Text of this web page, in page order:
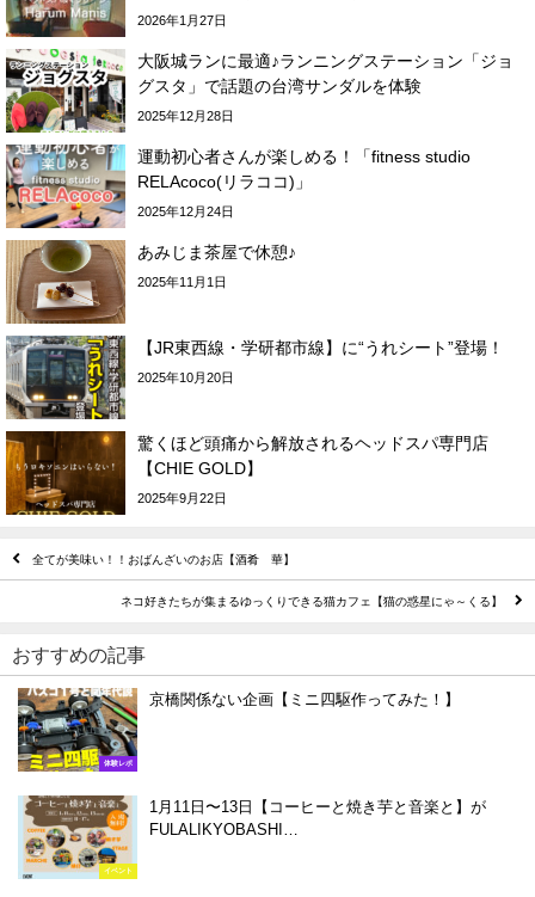
2026年1月27日
大阪城ランに最適♪ランニングステーション「ジョ
グスタ」で話題の台湾サンダルを体験
2025年12月28日
運動初心者さんが楽しめる！「fitness studio
RELAcoco(リラココ)」
2025年12月24日
あみじま茶屋で休憩♪
2025年11月1日
【JR東西線・学研都市線】に“うれシート”登場！
2025年10月20日
驚くほど頭痛から解放されるヘッドスパ専門店
【CHIE GOLD】
2025年9月22日
全てが美味い！！おばんざいのお店【酒肴 華】
ネコ好きたちが集まるゆっくりできる猫カフェ【猫の惑星にゃ～くる】
おすすめの記事
体験レポ
京橋関係ない企画【ミニ四駆作ってみた！】
イベント
1月11日〜13日【コーヒーと焼き芋と音楽と】が
FULALIKYOBASHI…